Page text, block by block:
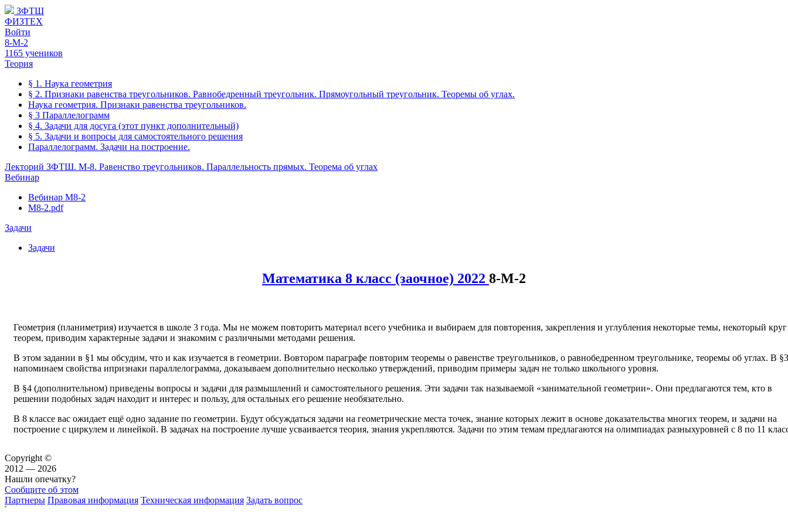
ЗФТШ
ФИЗТЕХ
Войти
8-М-2
1165 учеников
Теория
§ 1. Наука геометрия
§ 2. Признаки равенства треугольников. Равнобедренный треугольник. Прямоугольный треугольник. Теоремы об углах.
Наука геометрия. Признаки равенства треугольников.
§ 3 Параллелограмм
§ 4. Задачи для досуга (этот пункт дополнительный)
§ 5. Задачи и вопросы для самостоятельного решения
Параллелограмм. Задачи на построение.
Лекторий ЗФТШ. М-8. Равенство треугольников. Параллельность прямых. Теорема об углах
Вебинар
Вебинар М8-2
М8-2.pdf
Задачи
Задачи
Математика 8 класс (заочное) 2022 8-М-2
Геометрия (планиметрия) изучается в школе 3 года. Мы не можем повторить материал всего учебника и выбираем для повторения, закрепления и углубления некоторые темы, некоторый круг
теорем, приводим характерные задачи и знакомим с различными методами решения.
В этом задании в §1 мы обсудим, что и как изучается в геометрии. Вовтором параграфе повторим теоремы о равенстве треугольников, о равнобедренном треугольнике, теоремы об углах. В §3
напоминаем свойства ипризнаки параллелограмма, доказываем дополнительно несколько утверждений, приводим примеры задач не только школьного уровня.
В §4 (дополнительном) приведены вопросы и задачи для размышлений и самостоятельного решения. Эти задачи так называемой «занимательной геометрии». Они предлагаются тем, кто в
решении подобных задач находит и интерес и пользу, для остальных его решение необязательно.
В 8 классе вас ожидает ещё одно задание по геометрии. Будут обсуждаться задачи на геометрические места точек, знание которых лежит в основе доказательства многих теорем, и задачи на
построение с циркулем и линейкой. В задачах на построение лучше усваивается теория, знания укрепляются. Задачи по этим темам предлагаются на олимпиадах разныхуровней с 8 по 11
Copyright ©
2012 — 2026
Нашли опечатку?
Сообщите об этом
Партнеры Правовая информация Техническая информация Задать вопрос